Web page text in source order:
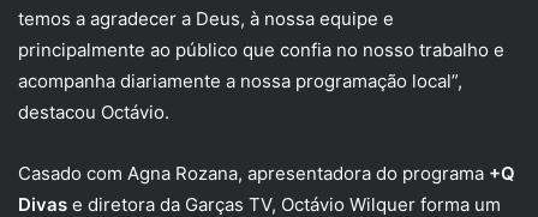
temos a agradecer a Deus, à nossa equipe e
principalmente ao público que confia no nosso trabalho e
acompanha diariamente a nossa programação local”,
destacou Octávio.
Casado com Agna Rozana, apresentadora do programa +Q
Divas e diretora da Garças TV, Octávio Wilquer forma um